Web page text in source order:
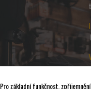
Pro základní funkčnost,